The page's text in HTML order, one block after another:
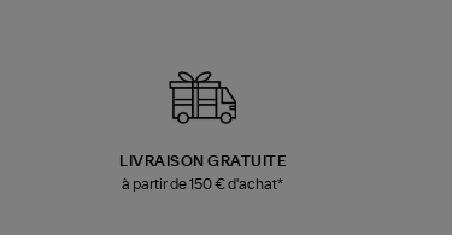
LIVRAISON GRATUITE
à partir de 150 € d'achat*